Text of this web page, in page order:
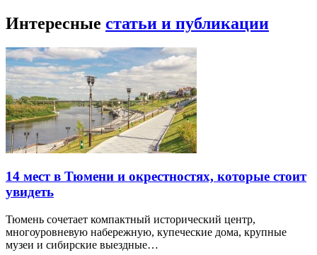
Интересные статьи и публикации
14 мест в Тюмени и окрестностях, которые стоит
увидеть
Тюмень сочетает компактный исторический центр,
многоуровневую набережную, купеческие дома, крупные
музеи и сибирские выездные…